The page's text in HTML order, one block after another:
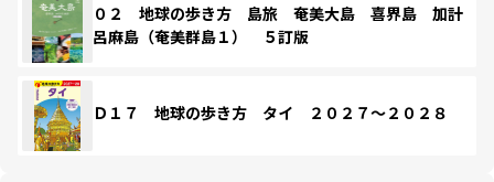
０２ 地球の歩き方 島旅 奄美大島 喜界島 加計
呂麻島（奄美群島１） ５訂版
Ｄ１７ 地球の歩き方 タイ ２０２７～２０２８